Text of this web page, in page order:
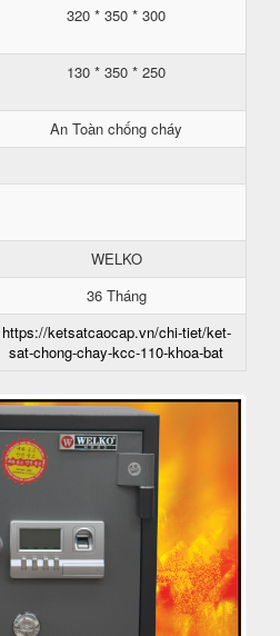
320 * 350 * 300
130 * 350 * 250
An Toàn chống cháy
WELKO
36 Tháng
https://ketsatcaocap.vn/chi-tiet/ket-
sat-chong-chay-kcc-110-khoa-bat